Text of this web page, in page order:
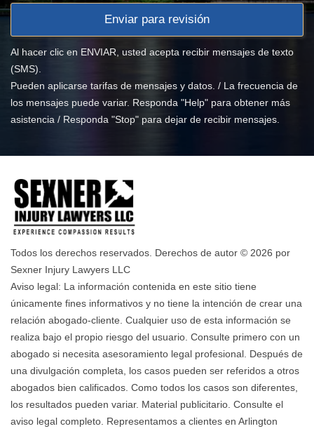
Al hacer clic en ENVIAR, usted acepta recibir mensajes de texto
(SMS).
Pueden aplicarse tarifas de mensajes y datos. / La frecuencia de
los mensajes puede variar. Responda "Help" para obtener más
asistencia / Responda "Stop" para dejar de recibir mensajes.
Todos los derechos reservados. Derechos de autor © 2026 por
Sexner Injury Lawyers LLC
Aviso legal: La información contenida en este sitio tiene
únicamente fines informativos y no tiene la intención de crear una
relación abogado-cliente. Cualquier uso de esta información se
realiza bajo el propio riesgo del usuario. Consulte primero con un
abogado si necesita asesoramiento legal profesional. Después de
una divulgación completa, los casos pueden ser referidos a otros
abogados bien calificados. Como todos los casos son diferentes,
los resultados pueden variar. Material publicitario. Consulte el
aviso legal completo. Representamos a clientes en Arlington